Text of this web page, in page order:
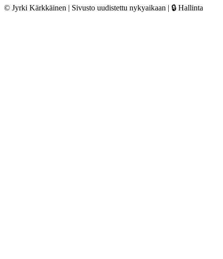
© Jyrki Kärkkäinen | Sivusto uudistettu nykyaikaan | 🔒 Hallinta